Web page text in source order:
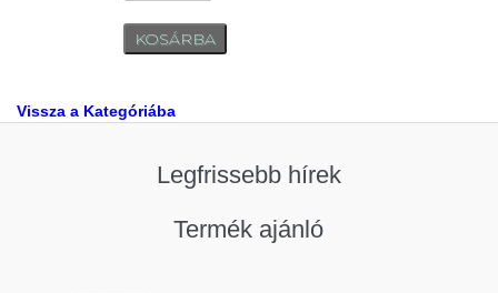
Vissza a Kategóriába
Legfrissebb hírek
Termék ajánló